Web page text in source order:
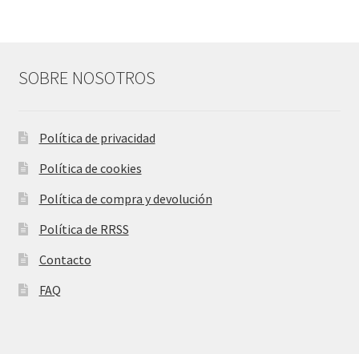
SOBRE NOSOTROS
Política de privacidad
Política de cookies
Política de compra y devolución
Política de RRSS
Contacto
FAQ